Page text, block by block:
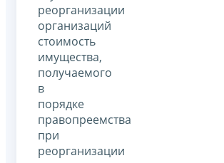
реорганизации
организаций
стоимость
имущества,
получаемого
в
порядке
правопреемства
при
реорганизации